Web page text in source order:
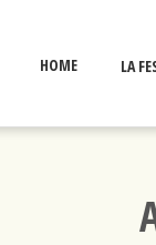
HOME LA